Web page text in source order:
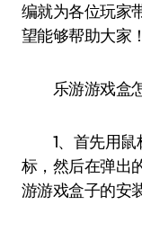
编就为各位玩家
望能够帮助大家！
乐游游戏盒
1、首先用鼠
标，然后在弹出
游游戏盒子的安